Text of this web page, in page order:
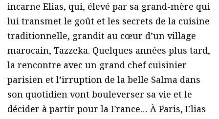
incarne Elias, qui, élevé par sa grand-mère qui
lui transmet le goût et les secrets de la cuisine
traditionnelle, grandit au cœur d’un village
marocain, Tazzeka. Quelques années plus tard,
la rencontre avec un grand chef cuisinier
parisien et l’irruption de la belle Salma dans
son quotidien vont bouleverser sa vie et le
décider à partir pour la France… À Paris, Elias